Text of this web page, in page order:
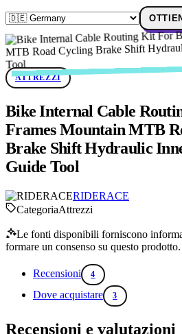
ATTREZZI
Bike Internal Cable
Frames Mountain MTB
Brake Shift Hydraulic
Guide Tool
RIDERACE
CategoriaAttrezzi
Le fonti disponibili forniscono
formare un consenso su questo prodotto.
Recensioni 4
Dove acquistare 3
Recensioni e valutazioni